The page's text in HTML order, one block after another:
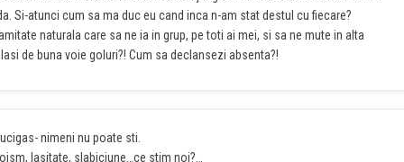
Si-atunci cum sa ma duc eu cand inca n-am stat destul cu fiecare?
naturala care sa ne ia in grup, pe toti ai mei, si sa ne mute in alta
de buna voie goluri?! Cum sa declansezi absenta?!
nimeni nu poate sti.
lasitate, slabiciune…ce stim noi?…